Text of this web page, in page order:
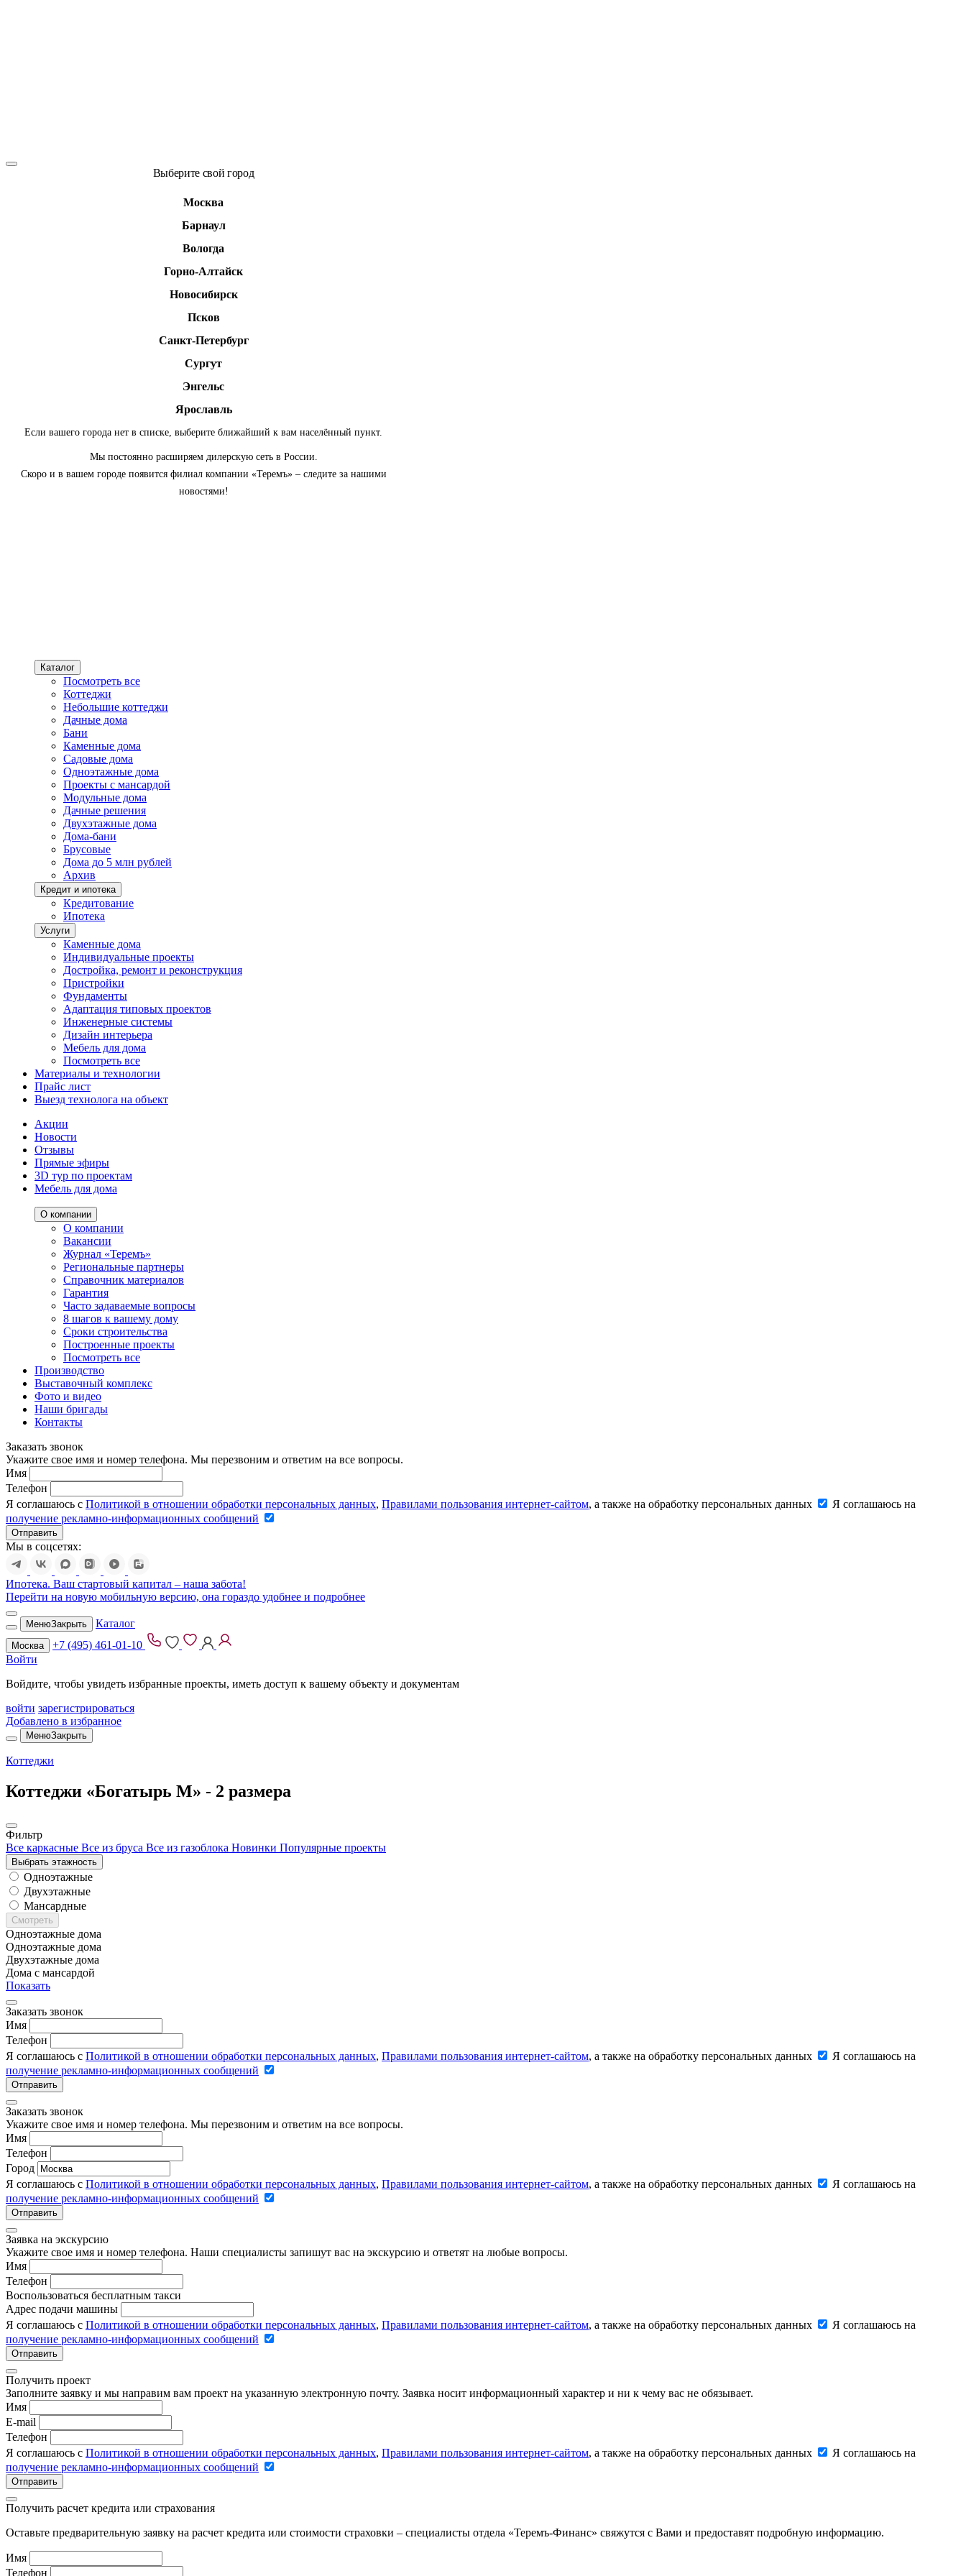
Выберите свой город
Москва
Барнаул
Вологда
Горно-Алтайск
Новосибирск
Псков
Санкт-Петербург
Сургут
Энгельс
Ярославль
Если вашего города нет в списке, выберите ближайший к вам населённый пункт.
Мы постоянно расширяем дилерскую сеть в России.
Скоро и в вашем городе появится филиал компании «Теремъ» – следите за нашими
новостями!
Каталог
Посмотреть все
Коттеджи
Небольшие коттеджи
Дачные дома
Бани
Каменные дома
Садовые дома
Одноэтажные дома
Проекты с мансардой
Модульные дома
Дачные решения
Двухэтажные дома
Дома-бани
Брусовые
Дома до 5 млн рублей
Архив
Кредит и ипотека
Кредитование
Ипотека
Услуги
Каменные дома
Индивидуальные проекты
Достройка, ремонт и реконструкция
Пристройки
Фундаменты
Адаптация типовых проектов
Инженерные системы
Дизайн интерьера
Мебель для дома
Посмотреть все
Материалы и технологии
Прайс лист
Выезд технолога на объект
Акции
Новости
Отзывы
Прямые эфиры
3D тур по проектам
Мебель для дома
О компании
О компании
Вакансии
Журнал «Теремъ»
Региональные партнеры
Справочник материалов
Гарантия
Часто задаваемые вопросы
8 шагов к вашему дому
Сроки строительства
Построенные проекты
Посмотреть все
Производство
Выставочный комплекс
Фото и видео
Наши бригады
Контакты
Заказать звонок
Укажите свое имя и номер телефона. Мы перезвоним и ответим на все вопросы.
Имя
Телефон
Я соглашаюсь с Политикой в отношении обработки персональных данных, Правилами пользования интернет-сайтом, а также на обработку персональных данных
Я соглашаюсь на
получение рекламно-информационных сообщений
Отправить
Мы в соцсетях:
Ипотека. Ваш стартовый капитал – наша забота!
Перейти на новую мобильную версию, она гораздо удобнее и подробнее
МенюЗакрыть Каталог
Москва
+7 (495) 461-01-10
Войти
Войдите, чтобы увидеть избранные проекты, иметь доступ к вашему объекту и документам
войти зарегистрироваться
Добавлено в избранное
МенюЗакрыть
Коттеджи
Коттеджи «Богатырь М» - 2 размера
Фильтр
Все каркасные Все из бруса Все из газоблока Новинки Популярные проекты
Выбрать этажность
Одноэтажные
Двухэтажные
Мансардные
Смотреть
Одноэтажные дома
Одноэтажные дома
Двухэтажные дома
Дома с мансардой
Показать
Заказать звонок
Имя
Телефон
Я соглашаюсь с Политикой в отношении обработки персональных данных, Правилами пользования интернет-сайтом, а также на обработку персональных данных
Я соглашаюсь на
получение рекламно-информационных сообщений
Отправить
Заказать звонок
Укажите свое имя и номер телефона. Мы перезвоним и ответим на все вопросы.
Имя
Телефон
Город
Я соглашаюсь с Политикой в отношении обработки персональных данных, Правилами пользования интернет-сайтом, а также на обработку персональных данных
Я соглашаюсь на
получение рекламно-информационных сообщений
Отправить
Заявка на экскурсию
Укажите свое имя и номер телефона. Наши специалисты запишут вас на экскурсию и ответят на любые вопросы.
Имя
Телефон
Воспользоваться бесплатным такси
Адрес подачи машины
Я соглашаюсь с Политикой в отношении обработки персональных данных, Правилами пользования интернет-сайтом, а также на обработку персональных данных
Я соглашаюсь на
получение рекламно-информационных сообщений
Отправить
Получить проект
Заполните заявку и мы направим вам проект на указанную электронную почту. Заявка носит информационный характер и ни к чему вас не обязывает.
Имя
E-mail
Телефон
Я соглашаюсь с Политикой в отношении обработки персональных данных, Правилами пользования интернет-сайтом, а также на обработку персональных данных
Я соглашаюсь на
получение рекламно-информационных сообщений
Отправить
Получить расчет кредита или страхования
Оставьте предварительную заявку на расчет кредита или стоимости страховки – специалисты отдела «Теремъ-Финанс» свяжутся с Вами и предоставят подробную информацию.
Имя
Телефон